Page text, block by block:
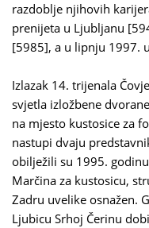
razdoblje njihovih
prenijeta u Ljubljanu
[5985], a u lipnju 1997.
Izlazak 14. trijenala
svjetla izložbene
na mjesto kustosice za
nastupi dvaju
obilježili su 1995.
Marčina za kustosicu,
Zadru uvelike osnažen.
Ljubicu Srhoj Čerinu